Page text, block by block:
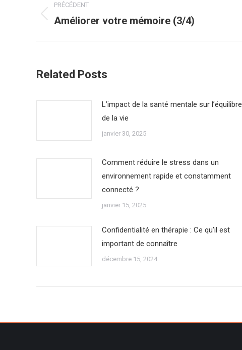
article
PRÉCÉDENT
Article
Améliorer votre mémoire (3/4)
Related Posts
L’impact de la santé mentale sur l’équilibre
de la vie
janvier 30, 2025
Comment réduire le stress dans un
environnement rapide et constamment
connecté ?
janvier 15, 2025
Confidentialité en thérapie : Ce qu’il est
important de connaître
décembre 15, 2024